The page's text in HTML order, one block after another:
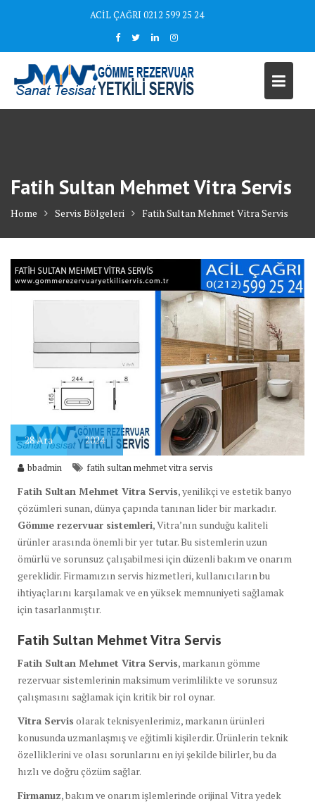
ACİL ÇAĞRI 0212 599 25 24
Fatih Sultan Mehmet Vitra Servis
Home Servis Bölgeleri Fatih Sultan Mehmet Vitra Servis
28Ara 2024
bbadmin fatih sultan mehmet vitra servis
Fatih Sultan Mehmet Vitra Servis, yenilikçi ve estetik banyo
çözümleri sunan, dünya çapında tanınan lider bir markadır.
Gömme rezervuar sistemleri, Vitra’nın sunduğu kaliteli
ürünler arasında önemli bir yer tutar. Bu sistemlerin uzun
ömürlü ve sorunsuz çalışabilmesi için düzenli bakım ve onarım
gereklidir. Firmamızın servis hizmetleri, kullanıcıların bu
ihtiyaçlarını karşılamak ve en yüksek memnuniyeti sağlamak
için tasarlanmıştır.
Fatih Sultan Mehmet Vitra Servis
Fatih Sultan Mehmet Vitra Servis, markanın gömme
rezervuar sistemlerinin maksimum verimlilikte ve sorunsuz
çalışmasını sağlamak için kritik bir rol oynar.
Vitra Servis olarak teknisyenlerimiz, markanın ürünleri
konusunda uzmanlaşmış ve eğitimli kişilerdir. Ürünlerin teknik
özelliklerini ve olası sorunlarını en iyi şekilde bilirler, bu da
hızlı ve doğru çözüm sağlar.
Firmamız, bakım ve onarım işlemlerinde orijinal Vitra yedek